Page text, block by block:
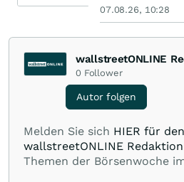
07.08.26, 10:28
wallstreetONLINE
0 Follower
Autor folgen
Melden Sie sich HIER für
wallstreetONLINE
Themen der Börsenwoche
Verpassen Sie kein